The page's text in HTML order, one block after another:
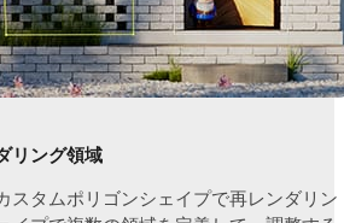
リング領域
スタムポリゴンシェイプで再レンダリン